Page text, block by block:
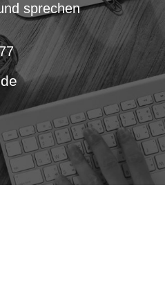
sprechen